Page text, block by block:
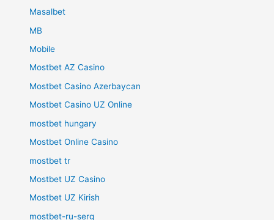
Masalbet
MB
Mobile
Mostbet AZ Casino
Mostbet Casino Azerbaycan
Mostbet Casino UZ Online
mostbet hungary
Mostbet Online Casino
mostbet tr
Mostbet UZ Casino
Mostbet UZ Kirish
mostbet-ru-serg